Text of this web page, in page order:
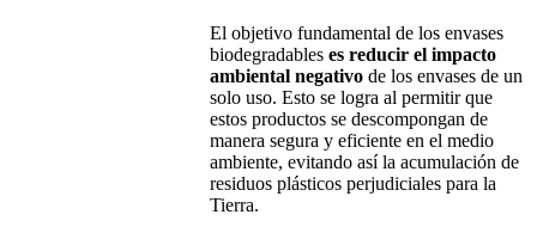
El objetivo fundamental de los envases
biodegradables es reducir el impacto
ambiental negativo de los envases de un
solo uso. Esto se logra al permitir que
estos productos se descompongan de
manera segura y eficiente en el medio
ambiente, evitando así la acumulación de
residuos plásticos perjudiciales para la
Tierra.